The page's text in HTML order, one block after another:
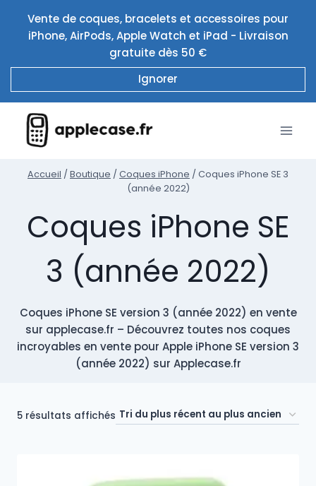
contenu
Vente de coques, bracelets et accessoires pour
iPhone, AirPods, Apple Watch et iPad - Livraison
gratuite dès 50 €
Ignorer
Accueil / Boutique / Coques iPhone / Coques iPhone SE 3
(année 2022)
Coques iPhone SE
3 (année 2022)
Coques iPhone SE version 3 (année 2022) en vente
sur applecase.fr – Découvrez toutes nos coques
incroyables en vente pour Apple iPhone SE version 3
(année 2022) sur Applecase.fr
5 résultats affichés Trié
récent